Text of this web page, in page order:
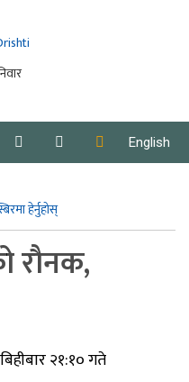
English
हेर्नुहोस्
रौनक,
२१:१० गते